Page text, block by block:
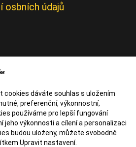
osbních údajů
cookies dáváte souhlas s uložením
preferenční, výkonnostní,
používáme pro lepší fungování
jeho výkonnosti a cílení a personalizaci
budou uloženy, můžete svobodně
Upravit nastavení.